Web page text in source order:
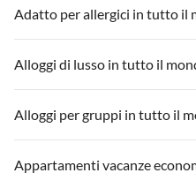
Adatto per allergici in tutto il
Alloggi di lusso in tutto il
Alloggi per gruppi in tutto il
Appartamenti vacanze